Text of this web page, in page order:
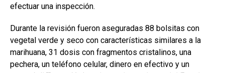
efectuar una inspección.
Durante la revisión fueron aseguradas 88 bolsitas con
vegetal verde y seco con características similares a la
marihuana, 31 dosis con fragmentos cristalinos, una
pechera, un teléfono celular, dinero en efectivo y un